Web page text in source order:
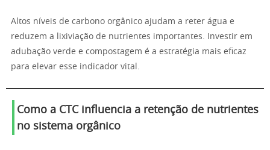
Altos níveis de carbono orgânico ajudam a reter água e
reduzem a lixiviação de nutrientes importantes. Investir em
adubação verde e compostagem é a estratégia mais eficaz
para elevar esse indicador vital.
Como a CTC influencia a retenção de nutrientes
no sistema orgânico